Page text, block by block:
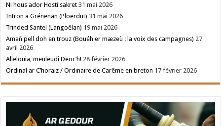
Ni hous ador Hosti sakret 31 mai 2026
Intron a Grénenan (Ploërdut) 31 mai 2026
Trinded Santel (Langoëlan) 19 mai 2026
Amañ pell doh en trouz (Bouéh er mæzeù : la voix des campagnes) 27
avril 2026
Allelouia, meuleudi Deoc’h! 28 février 2026
Ordinal ar C’horaiz / Ordinaire de Carême en breton 17 février 2026